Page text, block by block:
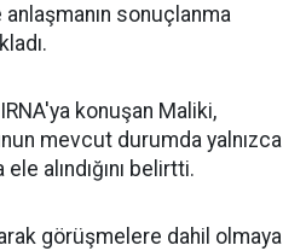
anlaşmanın sonuçlanma
konuşan Maliki,
mevcut durumda yalnızca
alındığını belirtti.
görüşmelere dahil olmaya